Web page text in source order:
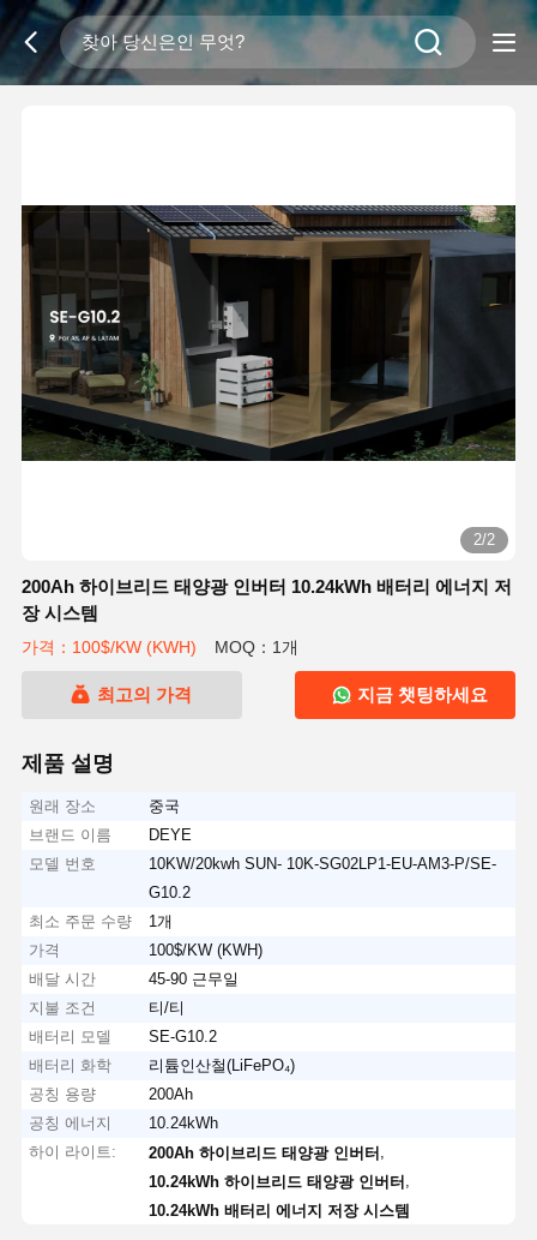
2/2
200Ah 하이브리드 태양광 인버터 10.24kWh 배터리 에너지 저
장 시스템
가격：100$/KW (KWH) MOQ：1개
최고의 가격 지금 챗팅하세요
제품 설명
원래 장소
중국
브랜드 이름
DEYE
모델 번호
10KW/20kwh SUN- 10K-SG02LP1-EU-AM3-P/SE-
G10.2
최소 주문 수량
1개
가격
100$/KW (KWH)
배달 시간
45-90 근무일
지불 조건
티/티
배터리 모델
SE-G10.2
배터리 화학
리튬인산철(LiFePO₄)
공칭 용량
200Ah
공칭 에너지
10.24kWh
하이 라이트:
200Ah 하이브리드 태양광 인버터
10.24kWh 하이브리드 태양광 인버터
10.24kWh 배터리 에너지 저장 시스템